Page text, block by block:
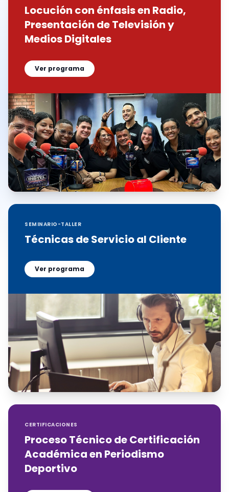
Locución con énfasis en Radio,
Presentación de Televisión y
Medios Digitales
Ver programa
SEMINARIO-TALLER
Técnicas de Servicio al Cliente
Ver programa
CERTIFICACIONES
Proceso Técnico de Certificación
Académica en Periodismo
Deportivo